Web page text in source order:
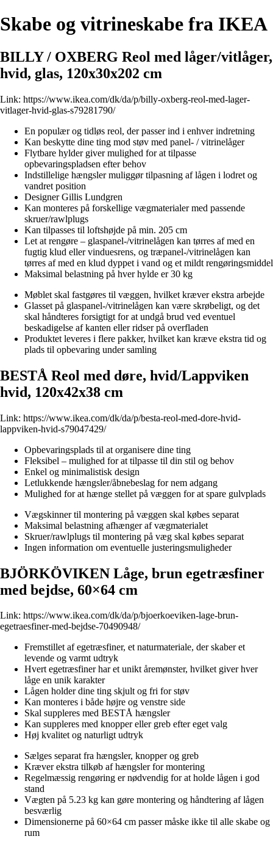
Skabe og vitrineskabe fra IKEA
BILLY / OXBERG Reol med låger/vitlåger,
hvid, glas, 120x30x202 cm
Link: https://www.ikea.com/dk/da/p/billy-oxberg-reol-med-lager-
vitlager-hvid-glas-s79281790/
En populær og tidløs reol, der passer ind i enhver indretning
Kan beskytte dine ting mod støv med panel- / vitrinelåger
Flytbare hylder giver mulighed for at tilpasse
opbevaringspladsen efter behov
Indstillelige hængsler muliggør tilpasning af lågen i lodret og
vandret position
Designer Gillis Lundgren
Kan monteres på forskellige vægmaterialer med passende
skruer/rawlplugs
Kan tilpasses til loftshøjde på min. 205 cm
Let at rengøre – glaspanel-/vitrinelågen kan tørres af med en
fugtig klud eller vinduesrens, og træpanel-/vitrinelågen kan
tørres af med en klud dyppet i vand og et mildt rengøringsmiddel
Maksimal belastning på hver hylde er 30 kg
Møblet skal fastgøres til væggen, hvilket kræver ekstra arbejde
Glasset på glaspanel-/vitrinelågen kan være skrøbeligt, og det
skal håndteres forsigtigt for at undgå brud ved eventuel
beskadigelse af kanten eller ridser på overfladen
Produktet leveres i flere pakker, hvilket kan kræve ekstra tid og
plads til opbevaring under samling
BESTÅ Reol med døre, hvid/Lappviken
hvid, 120x42x38 cm
Link: https://www.ikea.com/dk/da/p/besta-reol-med-dore-hvid-
lappviken-hvid-s79047429/
Opbevaringsplads til at organisere dine ting
Fleksibel – mulighed for at tilpasse til din stil og behov
Enkel og minimalistisk design
Letlukkende hængsler/åbnebeslag for nem adgang
Mulighed for at hænge stellet på væggen for at spare gulvplads
Vægskinner til montering på væggen skal købes separat
Maksimal belastning afhænger af vægmaterialet
Skruer/rawlplugs til montering på væg skal købes separat
Ingen information om eventuelle justeringsmuligheder
BJÖRKÖVIKEN Låge, brun egetræsfiner
med bejdse, 60×64 cm
Link: https://www.ikea.com/dk/da/p/bjoerkoeviken-lage-brun-
egetraesfiner-med-bejdse-70490948/
Fremstillet af egetræsfiner, et naturmateriale, der skaber et
levende og varmt udtryk
Hvert egetræsfiner har et unikt åremønster, hvilket giver hver
låge en unik karakter
Lågen holder dine ting skjult og fri for støv
Kan monteres i både højre og venstre side
Skal suppleres med BESTÅ hængsler
Kan suppleres med knopper eller greb efter eget valg
Høj kvalitet og naturligt udtryk
Sælges separat fra hængsler, knopper og greb
Kræver ekstra tilkøb af hængsler for montering
Regelmæssig rengøring er nødvendig for at holde lågen i god
stand
Vægten på 5.23 kg kan gøre montering og håndtering af lågen
besværlig
Dimensionerne på 60×64 cm passer måske ikke til alle skabe og
rum